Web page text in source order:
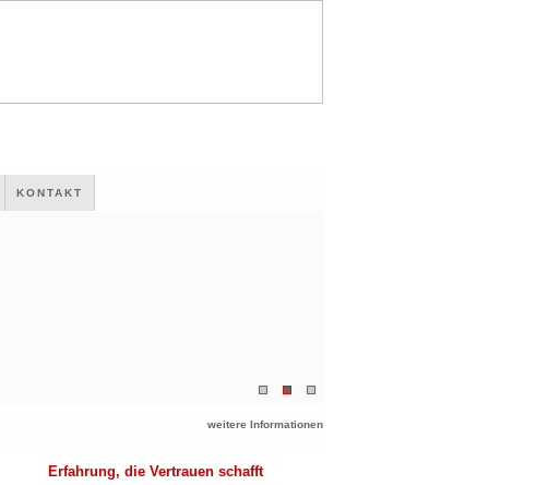
KONTAKT
weitere Informationen
Erfahrung, die Vertrauen schafft